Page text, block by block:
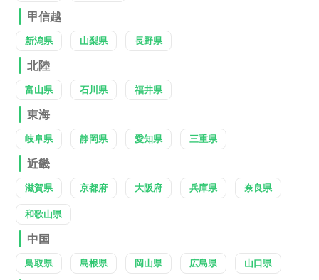
甲信越
新潟県 山梨県 長野県
北陸
富山県 石川県 福井県
東海
岐阜県 静岡県 愛知県 三重県
近畿
滋賀県 京都府 大阪府 兵庫県 奈良県
和歌山県
中国
鳥取県 島根県 岡山県 広島県 山口県